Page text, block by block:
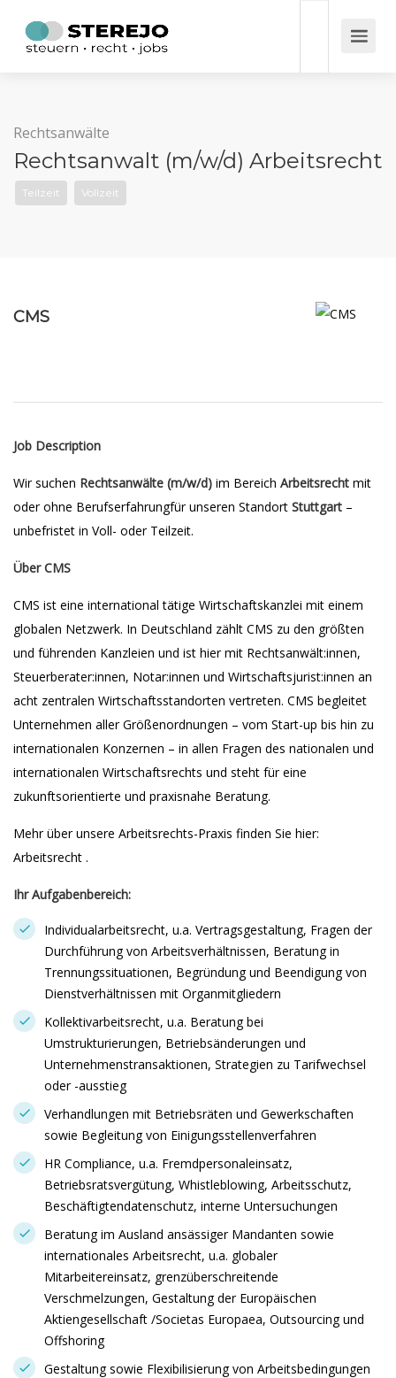
Rechtsanwälte
Rechtsanwalt (m/w/d) Arbeitsrecht
Teilzeit Vollzeit
CMS
Job Description
Wir suchen Rechtsanwälte (m/w/d) im Bereich Arbeitsrecht mit
oder ohne Berufserfahrungfür unseren Standort Stuttgart –
unbefristet in Voll- oder Teilzeit.
Über CMS
CMS ist eine international tätige Wirtschaftskanzlei mit einem
globalen Netzwerk. In Deutschland zählt CMS zu den größten
und führenden Kanzleien und ist hier mit Rechtsanwält:innen,
Steuerberater:innen, Notar:innen und Wirtschaftsjurist:innen an
acht zentralen Wirtschaftsstandorten vertreten. CMS begleitet
Unternehmen aller Größenordnungen – vom Start-up bis hin zu
internationalen Konzernen – in allen Fragen des nationalen und
internationalen Wirtschaftsrechts und steht für eine
zukunftsorientierte und praxisnahe Beratung.
Mehr über unsere Arbeitsrechts-Praxis finden Sie hier:
Arbeitsrecht .
Ihr Aufgabenbereich:
Individualarbeitsrecht, u.a. Vertragsgestaltung, Fragen der
Durchführung von Arbeitsverhältnissen, Beratung in
Trennungssituationen, Begründung und Beendigung von
Dienstverhältnissen mit Organmitgliedern
Kollektivarbeitsrecht, u.a. Beratung bei
Umstrukturierungen, Betriebsänderungen und
Unternehmenstransaktionen, Strategien zu Tarifwechsel
oder -ausstieg
Verhandlungen mit Betriebsräten und Gewerkschaften
sowie Begleitung von Einigungsstellenverfahren
HR Compliance, u.a. Fremdpersonaleinsatz,
Betriebsratsvergütung, Whistleblowing, Arbeitsschutz,
Beschäftigtendatenschutz, interne Untersuchungen
Beratung im Ausland ansässiger Mandanten sowie
internationales Arbeitsrecht, u.a. globaler
Mitarbeitereinsatz, grenzüberschreitende
Verschmelzungen, Gestaltung der Europäischen
Aktiengesellschaft /Societas Europaea, Outsourcing und
Offshoring
Gestaltung sowie Flexibilisierung von Arbeitsbedingungen